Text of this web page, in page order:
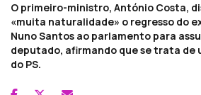
O primeiro-ministro, António Costa,
«muita naturalidade» o regresso do
Nuno Santos ao parlamento para
deputado, afirmando que se trata de
do PS.